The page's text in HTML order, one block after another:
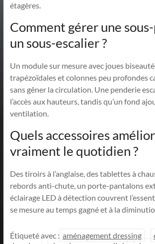
étagères.
Comment gérer une
un sous-escalier ?
Un module sur mesure avec joues
trapézoïdales et colonnes peu profondes
sans gêner la circulation. Une penderie
l’accès aux hauteurs, tandis qu’un fond
ventilation.
Quels accessoires
vraiment le quotidien ?
Des tiroirs à l’anglaise, des tablettes à
rebords anti-chute, un porte-pantalons
éclairage LED à détection couvrent
se mesure au temps gagné et à la
Étiqueté avec : aménagement dressing